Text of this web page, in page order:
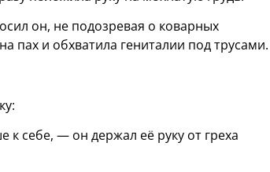
он, не подозревая о коварных
пах и обхватила гениталии под трусами.
себе, — он держал её руку от греха